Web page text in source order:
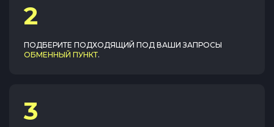
2
ПОДБЕРИТЕ ПОДХОДЯЩИЙ ПОД ВАШИ ЗАПРОСЫ
ОБМЕННЫЙ ПУНКТ.
3